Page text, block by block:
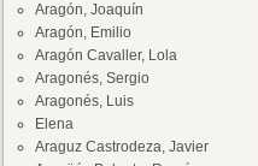
Aragón, Joaquín
Aragón, Emilio
Aragón Cavaller, Lola
Aragonés, Sergio
Aragonés, Luis
Elena
Araguz Castrodeza, Javier